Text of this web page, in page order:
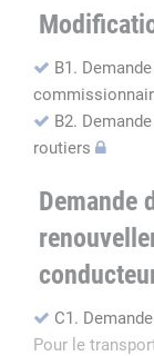
B1.
B2.
routiers
Demande
C1.
Pour le